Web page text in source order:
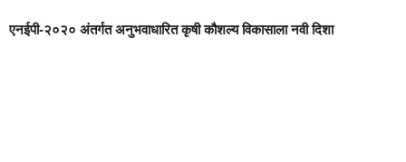
एनईपी-२०२० अंतर्गत अनुभवाधारित कृषी कौशल्य विकासाला नवी दिशा